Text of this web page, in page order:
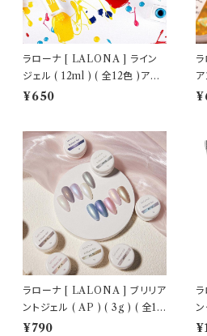
ラローナ [ LALONA ] ライン
ジェル ( 12ml ) ( 全12色 )アー
トジェル/細ブラシ
¥650
ェ
ラローナ [ LALONA ] ブリリア
ントジェル ( AP ) ( 3g ) ( 全10
色 )
¥790